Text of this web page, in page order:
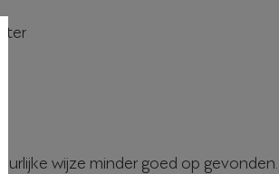
wijze minder goed op gevonden.